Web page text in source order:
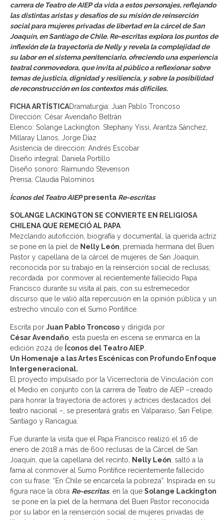
carrera de Teatro de AIEP da vida a estos personajes, reflejando
las distintas aristas y desafíos de su misión de reinserción
social para mujeres privadas de libertad en la cárcel de San
Joaquín, en Santiago de Chile. Re-escritas explora los puntos de
inflexión de la trayectoria de Nelly y revela la complejidad de
su labor en el sistema penitenciario, ofreciendo una experiencia
teatral conmovedora, que invita al público a reflexionar sobre
temas de justicia, dignidad y resiliencia, y sobre la posibilidad
de reconstrucción en los contextos más difíciles.
FICHA ARTÍSTICADramaturgia: Juan Pablo Troncoso
Dirección: César Avendaño Beltrán
Elenco: Solange Lackington. Stephany Yissi, Arantza Sánchez,
Millaray Llanos, Jorge Díaz
Asistencia de dirección: Andrés Escobar
Diseño integral: Daniela Portillo
Diseño sonoro: Raimundo Stevenson
Prensa: Claudia Palominos
Íconos del Teatro AIEPpresenta Re-escritas
SOLANGE LACKINGTON SE CONVIERTE EN RELIGIOSA
CHILENA QUE REMECIÓ AL PAPA
Mezclando autoficción, biografía y documental, la querida actriz
se pone en la piel de Nelly León , premiada hermana del Buen
Pastor y capellana de la cárcel de mujeres de San Joaquín,
reconocida por su trabajo en la reinserción social de reclusas;
recordada por conmover al recientemente fallecido Papa
Francisco durante su visita al país, con su estremecedor
discurso que le valió alta repercusión en la opinión pública y un
estrecho vínculo con el Sumo Pontífice.
Escrita por Juan Pablo Troncoso y dirigida por
César Avendaño , esta puesta en escena se enmarca en la
edición 2024 de Íconos del Teatro AIEP
Un Homenaje a las Artes Escénicas con Profundo Enfoque
Intergeneracional.
El proyecto impulsado por la Vicerrectoría de Vinculación con
el Medio en conjunto con la carrera de Teatro de AIEP –creado
para honrar la trayectoria de actores y actrices destacados del
teatro nacional –, se presentará gratis en Valparaíso, San Felipe,
Santiago y Rancagua.
Fue durante la visita que el Papa Francisco realizó el 16 de
enero de 2018 a más de 600 reclusas de la Cárcel de San
Joaquín, que la capellana del recinto,
Nelly León , saltó a la
fama al conmover al Sumo Pontífice recientemente fallecido
con su frase: “En Chile se encarcela la pobreza”. Inspirada en su
figura nace la obra Re-escritas, en la que Solange Lackington
se pone en la piel de la hermana del Buen Pastor reconocida
por su labor en la reinserción social de mujeres privadas de